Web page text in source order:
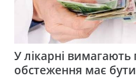
У лікарні
обстеження має